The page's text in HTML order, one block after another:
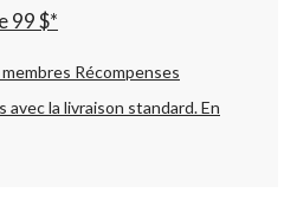
99 $*
Récompenses
avec la livraison standard.En